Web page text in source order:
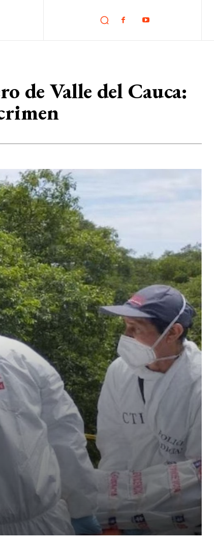
de Valle del Cauca: